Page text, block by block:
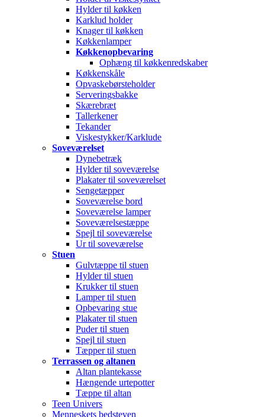
Hylder til køkken
Karklud holder
Knager til køkken
Køkkenlamper
Køkkenopbevaring
Ophæng til køkkenredskaber
Køkkenskåle
Opvaskebørsteholder
Serveringsbakke
Skærebræt
Tallerkener
Tekander
Viskestykker/Karklude
Soveværelset
Dynebetræk
Hylder til soveværelse
Plakater til soveværelset
Sengetæpper
Soveværelse bord
Soveværelse lamper
Soveværelsestæppe
Spejl til soveværelse
Ur til soveværelse
Stuen
Gulvtæppe til stuen
Hylder til stuen
Krukker til stuen
Lamper til stuen
Opbevaring stue
Plakater til stuen
Puder til stuen
Spejl til stuen
Tæpper til stuen
Terrassen og altanen
Altan plantekasse
Hængende urtepotter
Tæppe til altan
Teen Univers
Menneskets bedsteven